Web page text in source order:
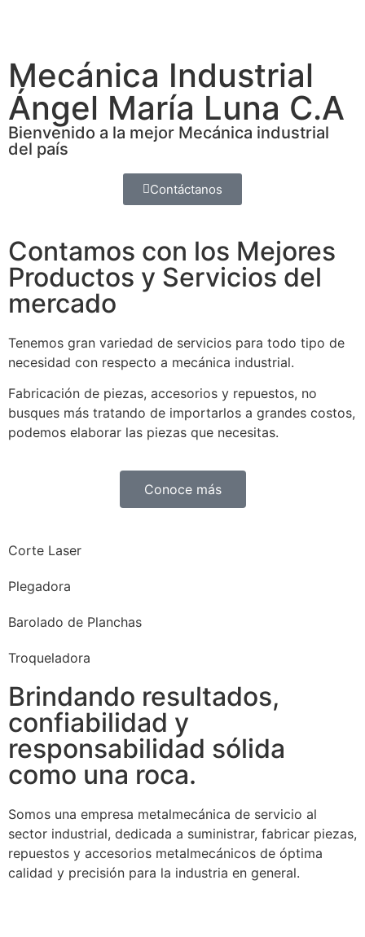
Mecánica Industrial
Ángel María Luna C.A
Bienvenido a la mejor Mecánica industrial
del país
Contáctanos
Contamos con los Mejores
Productos y Servicios del
mercado
Tenemos gran variedad de servicios para todo tipo de
necesidad con respecto a mecánica industrial.
Fabricación de piezas, accesorios y repuestos, no
busques más tratando de importarlos a grandes costos,
podemos elaborar las piezas que necesitas.
Conoce más
Corte Laser
Plegadora
Barolado de Planchas
Troqueladora
Brindando resultados,
confiabilidad y
responsabilidad sólida
como una roca.
Somos una empresa metalmecánica de servicio al
sector industrial, dedicada a suministrar, fabricar piezas,
repuestos y accesorios metalmecánicos de óptima
calidad y precisión para la industria en general.